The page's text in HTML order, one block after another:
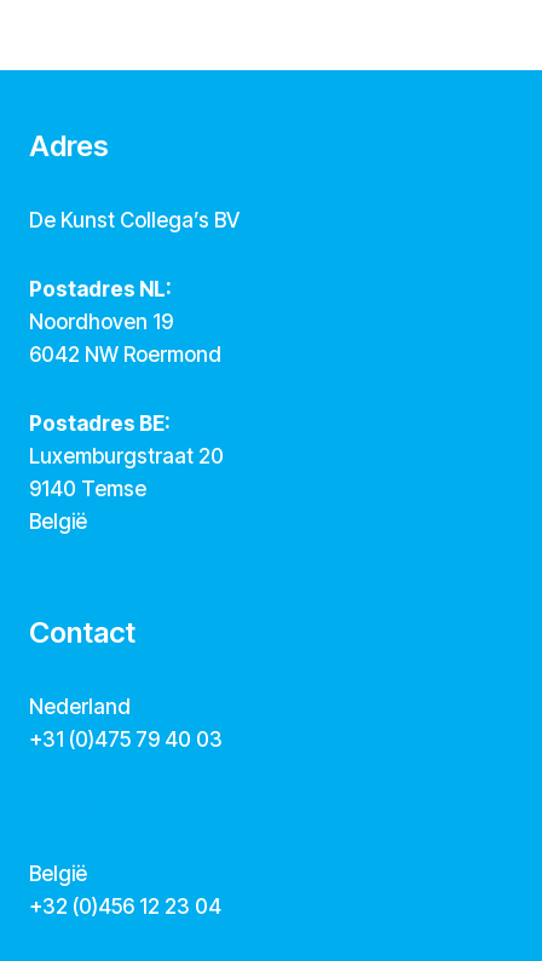
Adres
De Kunst Collega’s BV
Postadres NL:
Noordhoven 19
6042 NW Roermond
Postadres BE:
Luxemburgstraat 20
9140 Temse
België
Contact
Nederland
+31 (0)475 79 40 03
België
‭+32 (0)456 12 23 04‬